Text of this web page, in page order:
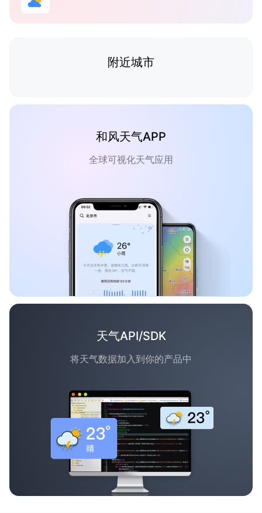
附近城市
和风天气APP
全球可视化天气应用
天气API/SDK
将天气数据加入到你的产品中